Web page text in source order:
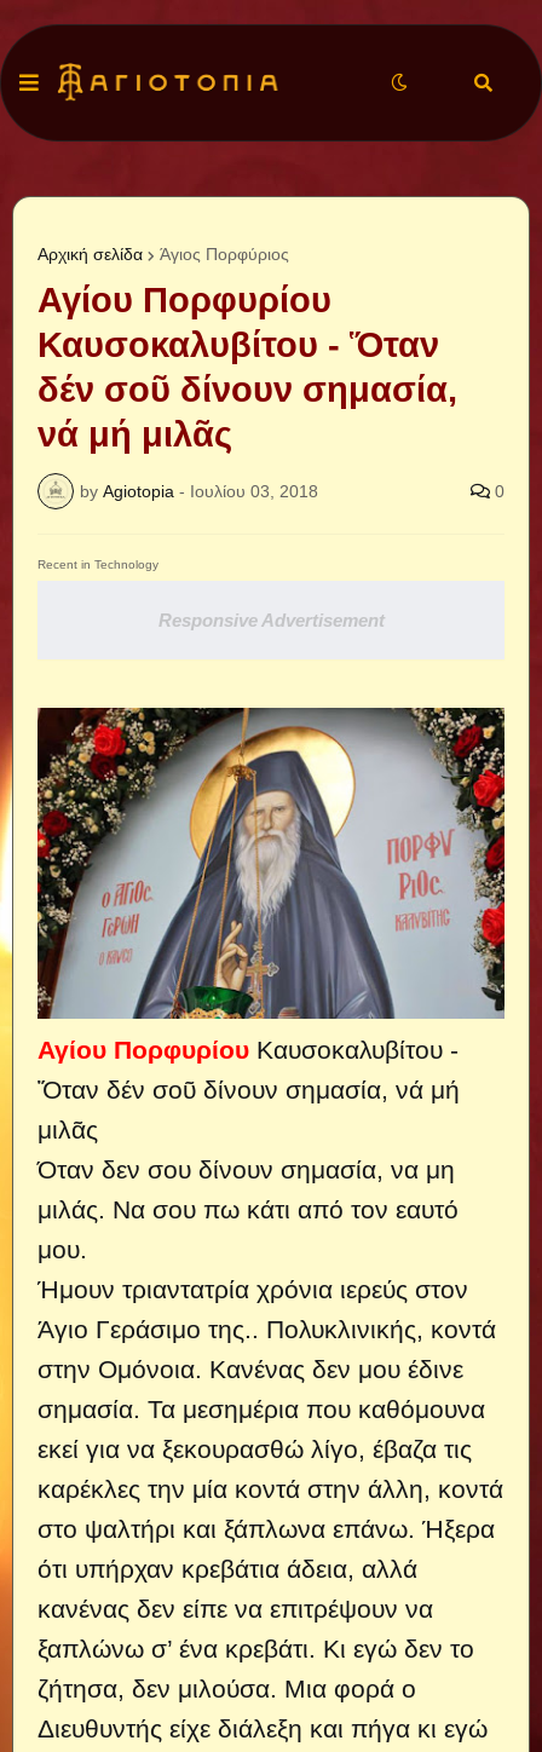
Αρχική σελίδα Άγιος Πορφύριος
Αγίου Πορφυρίου
Καυσοκαλυβίτου - Ὅταν
δέν σοῦ δίνουν σημασία,
νά μή μιλᾶς
by Agiotopia - Ιουλίου 03, 2018 0
Recent in Technology
Responsive Advertisement
Αγίου Πορφυρίου Καυσοκαλυβίτου -
Ὅταν δέν σοῦ δίνουν σημασία, νά μή
μιλᾶς
Όταν δεν σου δίνουν σημασία, να μη
μιλάς. Να σου πω κάτι από τον εαυτό
μου.
Ήμουν τριαντατρία χρόνια ιερεύς στον
Άγιο Γεράσιμο της.. Πολυκλινικής, κοντά
στην Ομόνοια. Κανένας δεν μου έδινε
σημασία. Τα μεσημέρια που καθόμουνα
εκεί για να ξεκουρασθώ λίγο, έβαζα τις
καρέκλες την μία κοντά στην άλλη, κοντά
στο ψαλτήρι και ξάπλωνα επάνω. Ήξερα
ότι υπήρχαν κρεβάτια άδεια, αλλά
κανένας δεν είπε να επιτρέψουν να
ξαπλώνω σ’ ένα κρεβάτι. Κι εγώ δεν το
ζήτησα, δεν μιλούσα. Μια φορά ο
Διευθυντής είχε διάλεξη και πήγα κι εγώ